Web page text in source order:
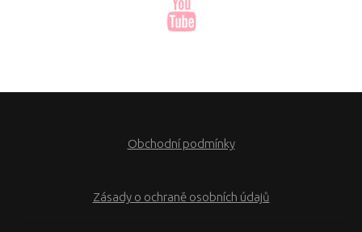
Obchodní podmínky
Zásady o ochraně osobních údajů